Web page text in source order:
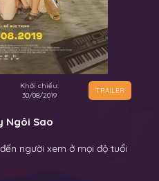
Khởi chiếu:
30/08/2019
TRAILER
Ngôi Sao
người xem ở mọi độ tuổi